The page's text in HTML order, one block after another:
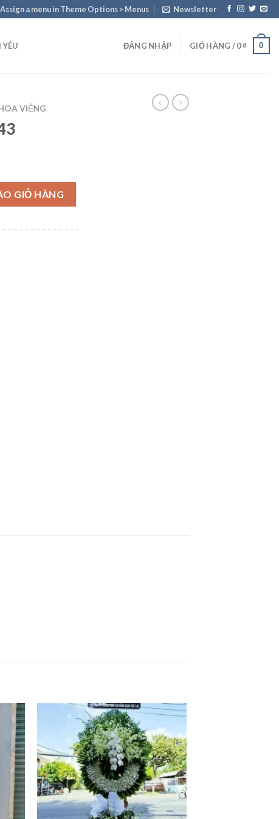
Assign a menu in Theme Options > Menus Newsletter
ĐĂNG NHẬP GIỎ HÀNG /0₫ 0
VIẾNG
GIỎ HÀNG